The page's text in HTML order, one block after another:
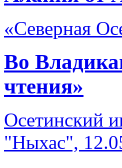
«Северная
Во
чтения»
Осетинский
"Ныхас",